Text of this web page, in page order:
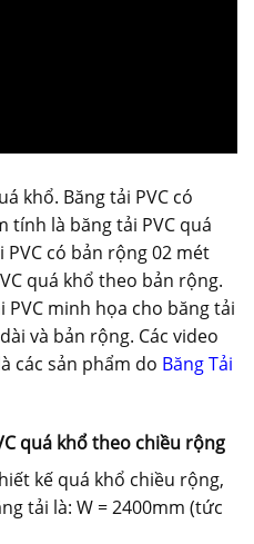
khổ. Băng tải PVC có
tính là băng tải PVC quá
có bản rộng 02 mét
quá khổ theo bản rộng.
minh họa cho băng tải
và bản rộng. Các video
các sản phẩm do Băng Tải
quá khổ theo chiều rộng
kế quá khổ chiều rộng,
tải là: W = 2400mm (tức